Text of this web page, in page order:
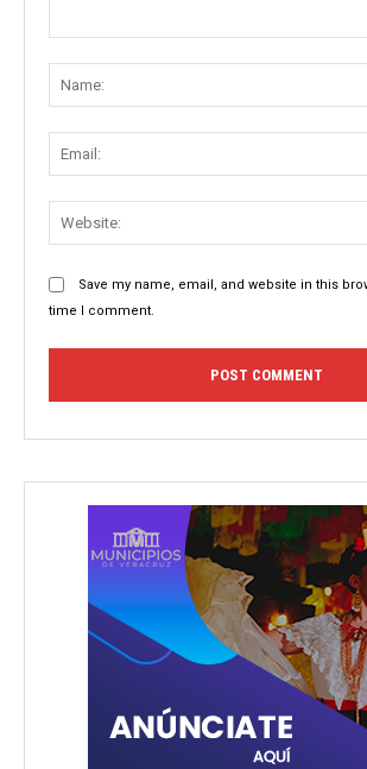
Save my name, email, and website in this
time I comment.